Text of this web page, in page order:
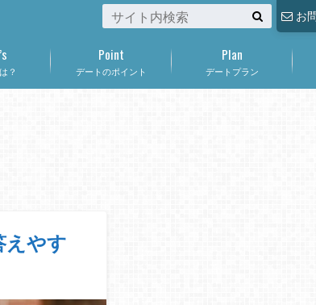
お
？ デートのポイント
Point
デートプラン
Plan
えやす